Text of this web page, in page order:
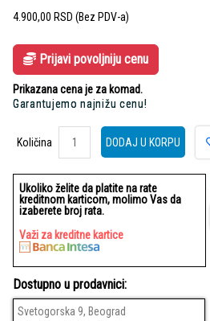
4.900,00 RSD (Bez PDV-a)
Prijavi povoljniju cenu
Prikazana cena je za komad.
Garantujemo najnižu cenu!
Količina
Količina
DODAJ U KORPU
Ukoliko želite da platite na rate
kreditnom karticom, molimo Vas da
izaberete broj rata.
Važi za kreditne kartice
Dostupno u prodavnici:
Svetogorska 9, Beograd